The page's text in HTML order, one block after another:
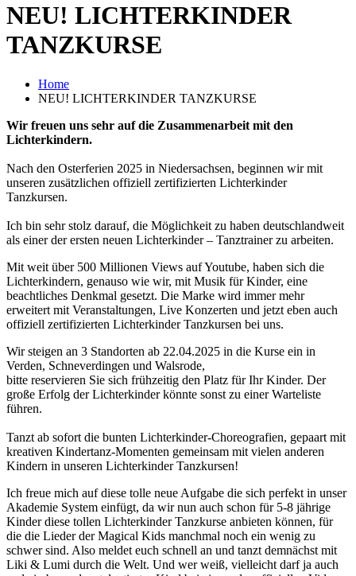
NEU! LICHTERKINDER
TANZKURSE
Home
NEU! LICHTERKINDER TANZKURSE
Wir freuen uns sehr auf die Zusammenarbeit mit den
Lichterkindern.
Nach den Osterferien 2025 in Niedersachsen, beginnen wir mit
unseren zusätzlichen offiziell zertifizierten Lichterkinder
Tanzkursen.
Ich bin sehr stolz darauf, die Möglichkeit zu haben deutschlandweit
als einer der ersten neuen Lichterkinder – Tanztrainer zu arbeiten.
Mit weit über 500 Millionen Views auf Youtube, haben sich die
Lichterkindern, genauso wie wir, mit Musik für Kinder, eine
beachtliches Denkmal gesetzt. Die Marke wird immer mehr
erweitert mit Veranstaltungen, Live Konzerten und jetzt eben auch
offiziell zertifizierten Lichterkinder Tanzkursen bei uns.
Wir steigen an 3 Standorten ab 22.04.2025 in die Kurse ein in
Verden, Schneverdingen und Walsrode,
bitte reservieren Sie sich frühzeitig den Platz für Ihr Kinder. Der
große Erfolg der Lichterkinder könnte sonst zu einer Warteliste
führen.
Tanzt ab sofort die bunten Lichterkinder-Choreografien, gepaart mit
kreativen Kindertanz-Momenten gemeinsam mit vielen anderen
Kindern in unseren Lichterkinder Tanzkursen!
Ich freue mich auf diese tolle neue Aufgabe die sich perfekt in unser
Akademie System einfügt, da wir nun auch schon für 5-8 jährige
Kinder diese tollen Lichterkinder Tanzkurse anbieten können, für
die die Lieder der Magical Kids manchmal noch ein wenig zu
schwer sind. Also meldet euch schnell an und tanzt demnächst mit
Liki & Lumi durch die Welt. Und wer weiß, vielleicht darf ja auch